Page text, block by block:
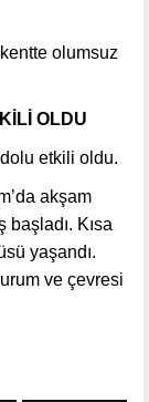
olumsuz
OLDU
etkili oldu.
akşam
Kısa
yaşandı.
ve çevresi